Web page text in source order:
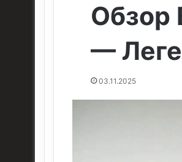
Обзор
—
03.11.2025